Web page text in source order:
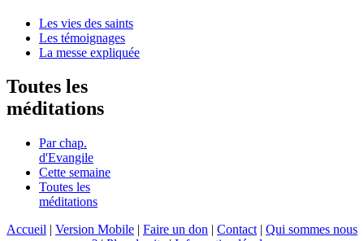
Les vies des saints
Les témoignages
La messe expliquée
Toutes les
méditations
Par chap.
d'Evangile
Cette semaine
Toutes les
méditations
Accueil | Version Mobile | Faire un don | Contact | Qui sommes nous